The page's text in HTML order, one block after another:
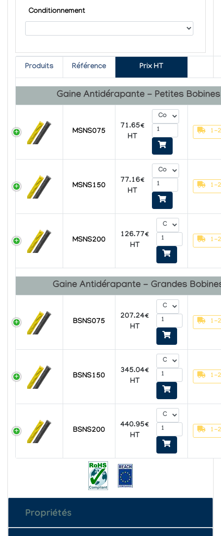
Conditionnement
Produits Référence Prix HT
Gaine Antidérapante - Petites Bobines
MSNS075
71.65€
HT
1-
MSNS150
77.16€
HT
1-
MSNS200
126.77€
HT
1-
Gaine Antidérapante - Grandes
BSNS075
207.24€
HT
1-
BSNS150
345.04€
HT
1-
BSNS200
440.95€
HT
1-
Propriétés